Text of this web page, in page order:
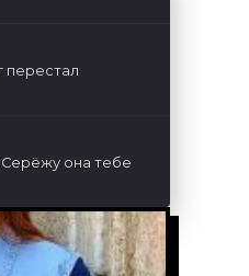
перестал
Серёжу она тебе